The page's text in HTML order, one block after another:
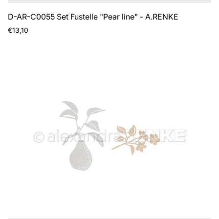
D-AR-C0055 Set Fustelle "Pear line" - A.RENKE
Prezzo
€13,10